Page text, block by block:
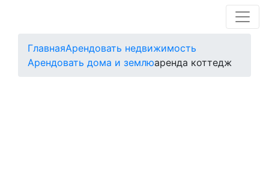
ГлавнаяАрендовать недвижимость
Арендовать дома и землюаренда коттедж